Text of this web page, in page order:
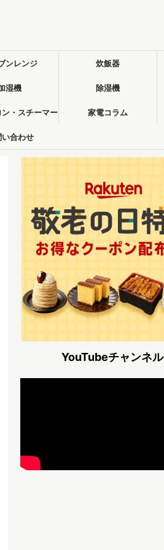
ンレンジ 炊飯器
湿機 除湿機
・スチーマー 家電コラム
い合わせ
YouTubeチャンネル